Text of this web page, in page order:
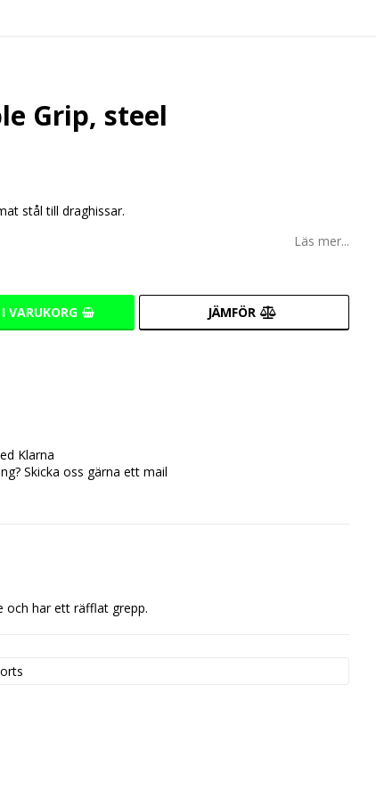
Grip, steel
stål till draghissar.
Läs mer...
VARUKORG JÄMFÖR
Klarna
Skicka oss gärna ett mail
och har ett räfflat grepp.